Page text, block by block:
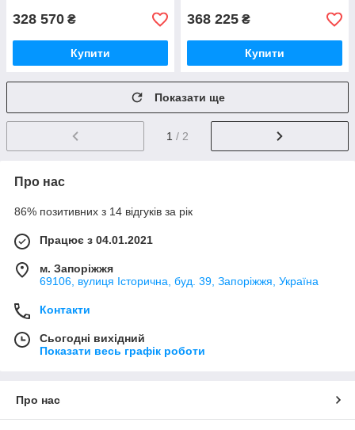
328 570 ₴
Купити
368 225 ₴
Купити
Показати ще
1 / 2
Про нас
86% позитивних з 14 відгуків за рік
Працює з 04.01.2021
м. Запоріжжя
69106, вулиця Історична, буд. 39, Запоріжжя, Україна
Контакти
Сьогодні вихідний
Показати весь графік роботи
Про нас